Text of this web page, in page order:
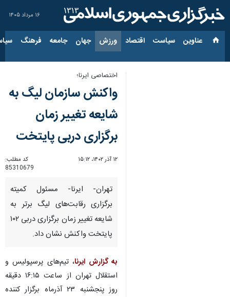
۱۶ مرداد ۱۴۰۵
عناوین‌ سیاست اقتصاد ورزش جهان جامعه فرهنگ
اختصاصی ایرنا؛
واکنش سازمان لیگ به
شایعه تغییر زمان
برگزاری دربی پایتخت
۱۲ آذر ۱۴۰۲، ۱۵:۱۲
کد مطلب:
85310679
تهران- ایرنا- مسئول کمیته
برگزاری رقابت‌های لیگ برتر به
شایعه تغییر زمان برگزاری دربی ۱۰۲
پایتخت واکنش نشان داد.
به گزارش ایرنا، تیم‌های پرسپولیس و
استقلال تهران از ساعت ۱۶:۱۵ دقیقه
روز پنجشنبه ۲۳ آذرماه برگزار کننده